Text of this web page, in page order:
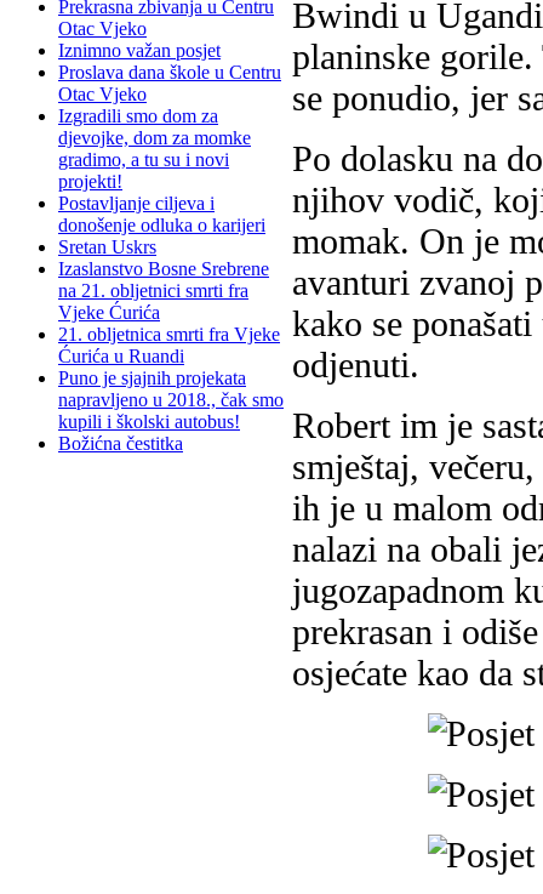
Prekrasna zbivanja u Centru
Otac Vjeko
Iznimno važan posjet
Proslava dana škole u Centru
Otac Vjeko
Izgradili smo dom za
djevojke, dom za momke
gradimo, a tu su i novi
projekti!
Postavljanje ciljeva i
donošenje odluka o karijeri
Sretan Uskrs
Izaslanstvo Bosne Srebrene
na 21. obljetnici smrti fra
Vjeke Ćurića
21. obljetnica smrti fra Vjeke
Ćurića u Ruandi
Puno je sjajnih projekata
napravljeno u 2018., čak smo
kupili i školski autobus!
Božićna čestitka
Bwindi u
planinske
se ponudio, jer
Po dolasku na
njihov vodič,
momak. On je
avanturi zvanoj
kako se
odjenuti.
Robert im je
smještaj,
ih je u malom
nalazi na obali
jugozapadnom
prekrasan i
osjećate kao da